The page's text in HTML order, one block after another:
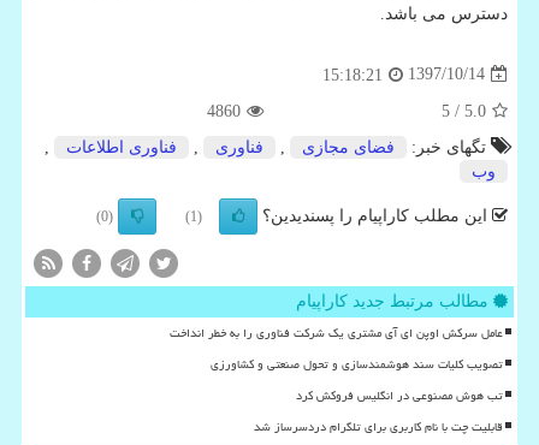
دسترس می باشد.
1397/10/14
15:18:21
5.0
/ 5
4860
تگهای خبر:
فضای مجازی فناوری فناوری اطلاعات
وب
این مطلب کاراپیام را پسندیدین؟ (1)
(0)
مطالب مرتبط جدید کاراپیام
عامل سرکش اوپن ای آی مشتری یک شرکت فناوری را به خطر انداخت
تصویب کلیات سند هوشمندسازی و تحول صنعتی و کشاورزی
تب هوش مصنوعی در انگلیس فروکش کرد
قابلیت چت با نام کاربری برای تلگرام دردسرساز شد